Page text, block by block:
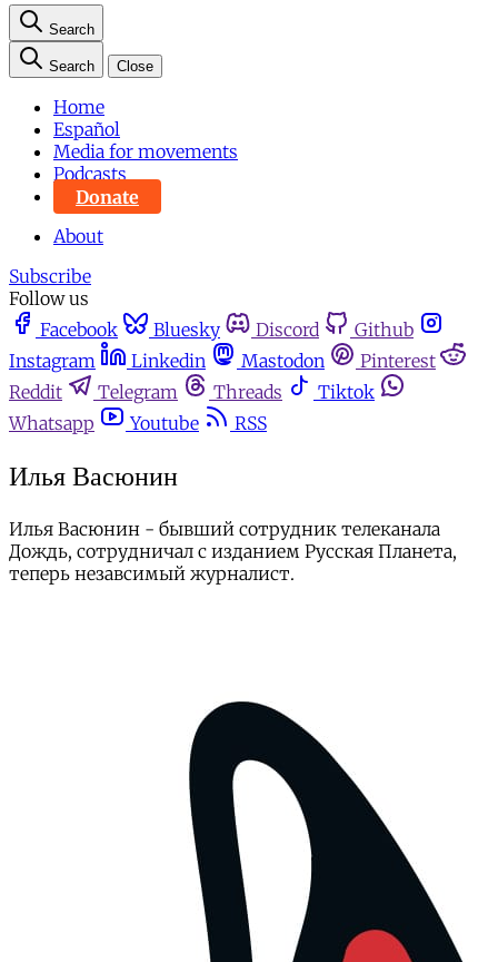
Search
Search Close
Home
Español
Media for movements
Podcasts
Donate
About
Subscribe
Follow us
Facebook
Bluesky Discord
Github
Instagram
Linkedin Mastodon
Pinterest
Reddit
Telegram Threads
Tiktok
Whatsapp
Youtube RSS
Илья Васюнин
Илья Васюнин - бывший сотрудник телеканала
Дождь, сотрудничал с изданием Русская Планета,
теперь незавсимый журналист.